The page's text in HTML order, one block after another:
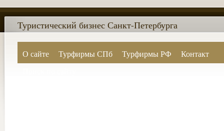
О сайте Турфирмы СПб Турфирмы РФ
Контакт
Туристический бизнес Санкт-Петербурга